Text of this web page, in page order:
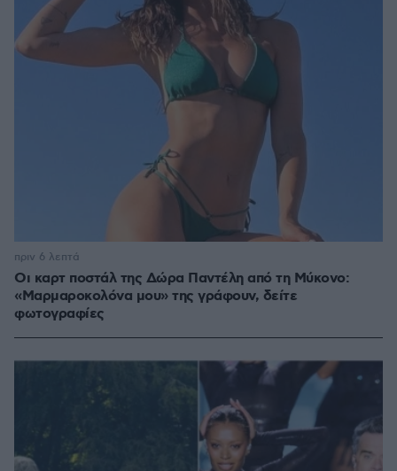
Οι καρτ ποστάλ της Δώρα Παντέλη από τη Μύκονο:
«Μαρμαροκολόνα μου» της γράφουν, δείτε
φωτογραφίες
πριν 6 λεπτά